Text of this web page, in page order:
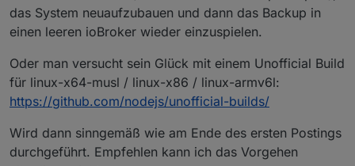
das System neuaufzubauen und dann das Backup in
einen leeren ioBroker wieder einzuspielen.
Oder man versucht sein Glück mit einem Unofficial Build
für linux-x64-musl / linux-x86 / linux-armv6l:
https://github.com/nodejs/unofficial-builds/
Wird dann sinngemäß wie am Ende des ersten Postings
durchgeführt. Empfehlen kann ich das Vorgehen